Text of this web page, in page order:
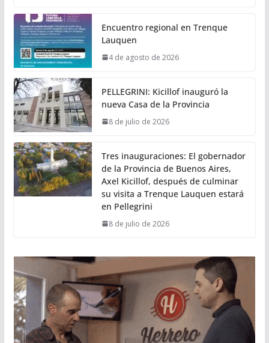
Encuentro regional en Trenque
Lauquen
4 de agosto de 2026
PELLEGRINI: Kicillof inauguró la
nueva Casa de la Provincia
8 de julio de 2026
Tres inauguraciones: El gobernador
de la Provincia de Buenos Aires,
Axel Kicillof, después de culminar
su visita a Trenque Lauquen estará
en Pellegrini
8 de julio de 2026